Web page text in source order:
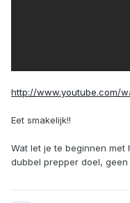
http://www.youtube.com/
Eet smakelijk!!
Wat let je te beginnen
dubbel prepper doel,